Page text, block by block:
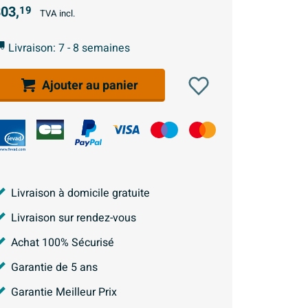
19 TVA incl.
Livraison: 7 - 8 semaines
Ajouter au panier
Livraison à domicile gratuite
Livraison sur rendez-vous
Achat 100% Sécurisé
Garantie de 5 ans
Garantie Meilleur Prix